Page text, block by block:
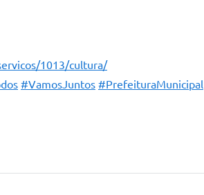
1013/cultura/
#VamosJuntos #PrefeituraMunicipal